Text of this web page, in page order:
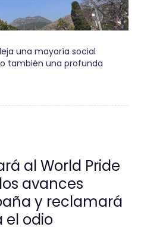
una mayoría social
también una profunda
al World Pride
avances
y reclamará
el odio